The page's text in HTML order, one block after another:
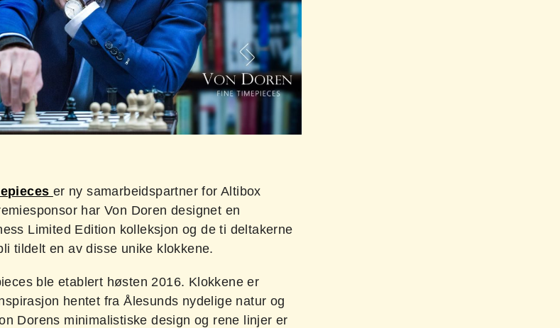
er ny samarbeidspartner for Altibox
har Von Doren designet en
Limited Edition kolleksjon og de ti deltakerne
tildelt en av disse unike klokkene.
ble etablert høsten 2016. Klokkene er
hentet fra Ålesunds nydelige natur og
Dorens minimalistiske design og rene linjer er